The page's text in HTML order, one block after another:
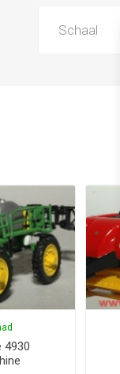
Schaal
4930